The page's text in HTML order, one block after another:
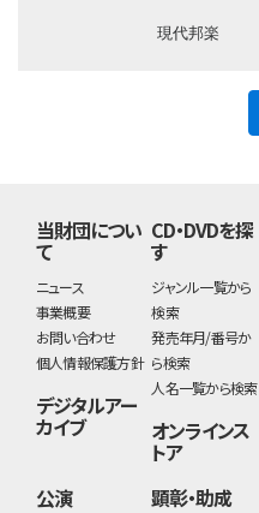
現代邦楽
当財団につい
て
ニュース
事業概要
お問い合わせ
個人情報保護方針
デジタルアー
カイブ
CD・DVDを探
す
ジャンル一覧から
検索
発売年月/番号か
ら検索
人名一覧から検索
オンラインス
トア
公演
顕彰・助成